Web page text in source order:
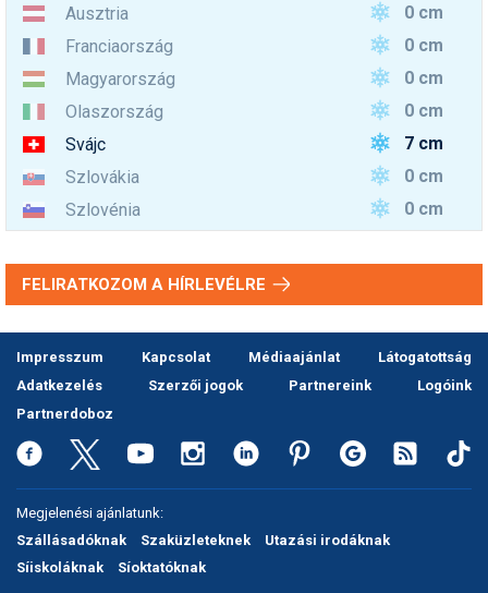
Ausztria
0 cm
Franciaország
0 cm
Magyarország
0 cm
Olaszország
0 cm
Svájc
7 cm
Szlovákia
0 cm
Szlovénia
0 cm
FELIRATKOZOM A HÍRLEVÉLRE
Impresszum Kapcsolat Médiaajánlat
Látogatottság
Adatkezelés
Szerzői jogok Partnereink
Logóink
Partnerdoboz
Megjelenési ajánlatunk:
Szállásadóknak
Szaküzleteknek
Utazási irodáknak
Síiskoláknak
Síoktatóknak